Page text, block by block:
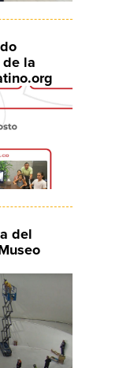
la
del